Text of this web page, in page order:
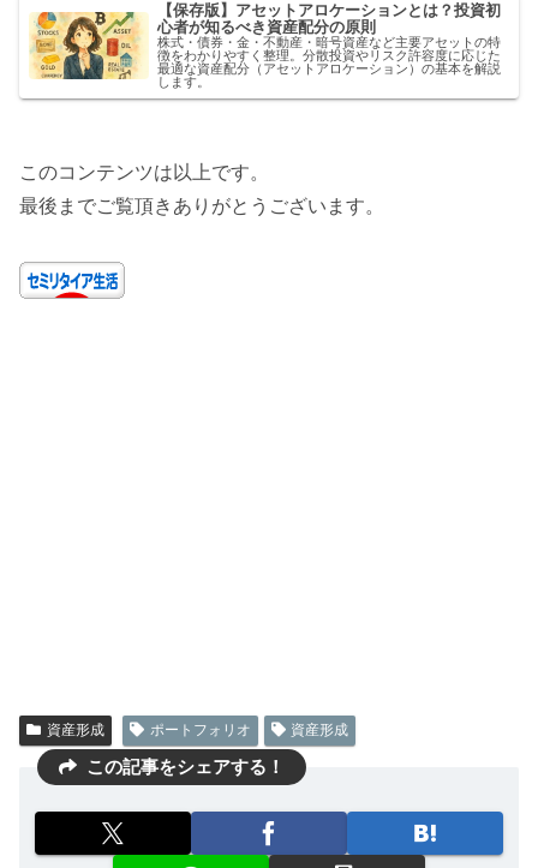
【保存版】アセットアロケーションとは？投資初
心者が知るべき資産配分の原則
株式・債券・金・不動産・暗号資産など主要アセットの特
徴をわかりやすく整理。分散投資やリスク許容度に応じた
最適な資産配分（アセットアロケーション）の基本を解説
します。
このコンテンツは以上です。
最後までご覧頂きありがとうございます。
資産形成 ポートフォリオ 資産形成
この記事をシェアする！